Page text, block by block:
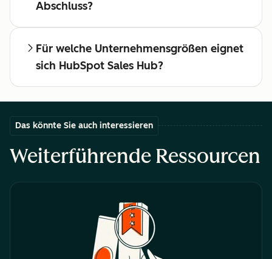
Abschluss?
Für welche Unternehmensgrößen eignet
sich HubSpot Sales Hub?
Das könnte Sie auch interessieren
Weiterführende Ressourcen